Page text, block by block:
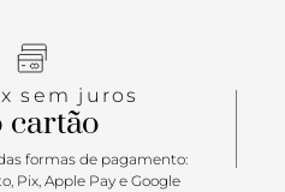
sem juros
cartão
formas de pagamento:
Pix, Apple Pay e Google